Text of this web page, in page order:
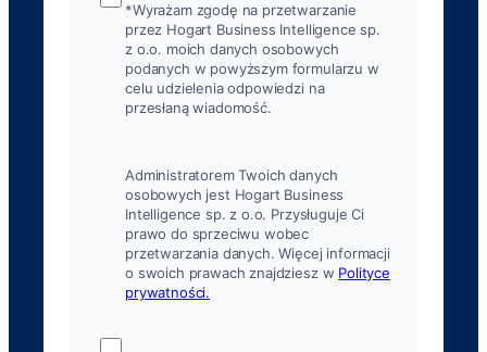
*Wyrażam zgodę na przetwarzanie
przez Hogart Business Intelligence sp.
z o.o. moich danych osobowych
podanych w powyższym formularzu w
celu udzielenia odpowiedzi na
przesłaną wiadomość.
Administratorem Twoich danych
osobowych jest Hogart Business
Intelligence sp. z o.o. Przysługuje Ci
prawo do sprzeciwu wobec
przetwarzania danych. Więcej informacji
o swoich prawach znajdziesz w Polityce
prywatności.